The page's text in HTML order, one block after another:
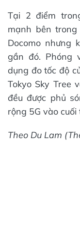
Tại 2 điểm
mạnh bên
Docomo nhưng
gần đó. Phóng
dụng đo tốc độ
Tokyo Sky Tree
đều được phủ
rộng 5G vào
Theo Du Lam